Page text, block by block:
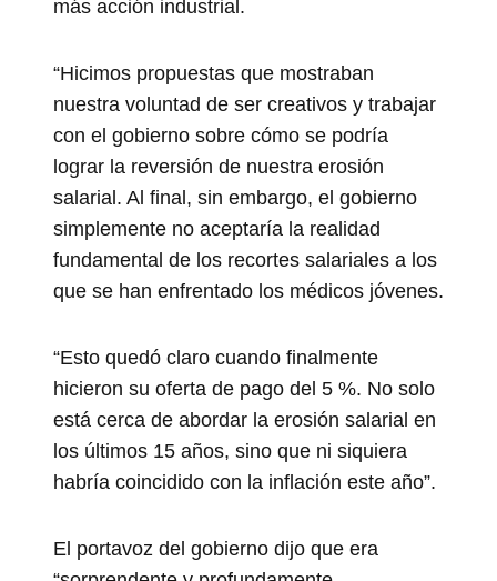
más acción industrial.
“Hicimos propuestas que mostraban
nuestra voluntad de ser creativos y trabajar
con el gobierno sobre cómo se podría
lograr la reversión de nuestra erosión
salarial. Al final, sin embargo, el gobierno
simplemente no aceptaría la realidad
fundamental de los recortes salariales a los
que se han enfrentado los médicos jóvenes.
“Esto quedó claro cuando finalmente
hicieron su oferta de pago del 5 %. No solo
está cerca de abordar la erosión salarial en
los últimos 15 años, sino que ni siquiera
habría coincidido con la inflación este año”.
El portavoz del gobierno dijo que era